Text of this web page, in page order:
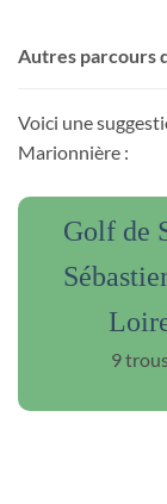
Autres parcours
Voici une
Marionnière :
Golf de
9 trous